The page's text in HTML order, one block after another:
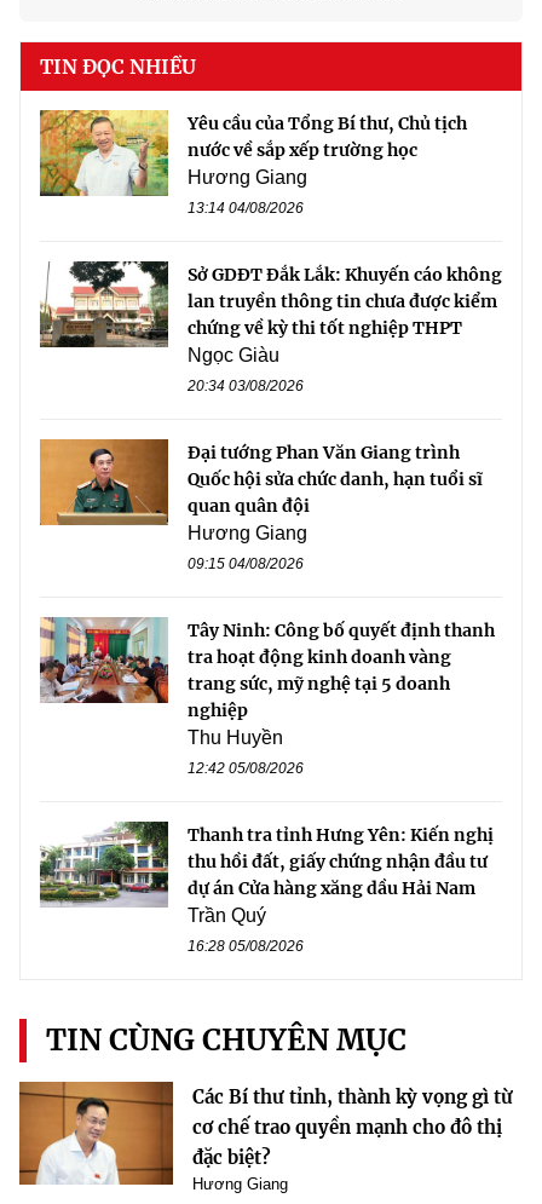
TIN ĐỌC NHIỀU
Yêu cầu của Tổng Bí thư, Chủ tịch
nước về sắp xếp trường học
Hương Giang
13:14 04/08/2026
Sở GDĐT Đắk Lắk: Khuyến cáo không
lan truyền thông tin chưa được kiểm
chứng về kỳ thi tốt nghiệp THPT
Ngọc Giàu
20:34 03/08/2026
Đại tướng Phan Văn Giang trình
Quốc hội sửa chức danh, hạn tuổi sĩ
quan quân đội
Hương Giang
09:15 04/08/2026
Tây Ninh: Công bố quyết định thanh
tra hoạt động kinh doanh vàng
trang sức, mỹ nghệ tại 5 doanh
nghiệp
Thu Huyền
12:42 05/08/2026
Thanh tra tỉnh Hưng Yên: Kiến nghị
thu hồi đất, giấy chứng nhận đầu tư
dự án Cửa hàng xăng dầu Hải Nam
Trần Quý
16:28 05/08/2026
TIN CÙNG CHUYÊN MỤC
Các Bí thư tỉnh, thành kỳ vọng gì từ
cơ chế trao quyền mạnh cho đô thị
đặc biệt?
Hương Giang